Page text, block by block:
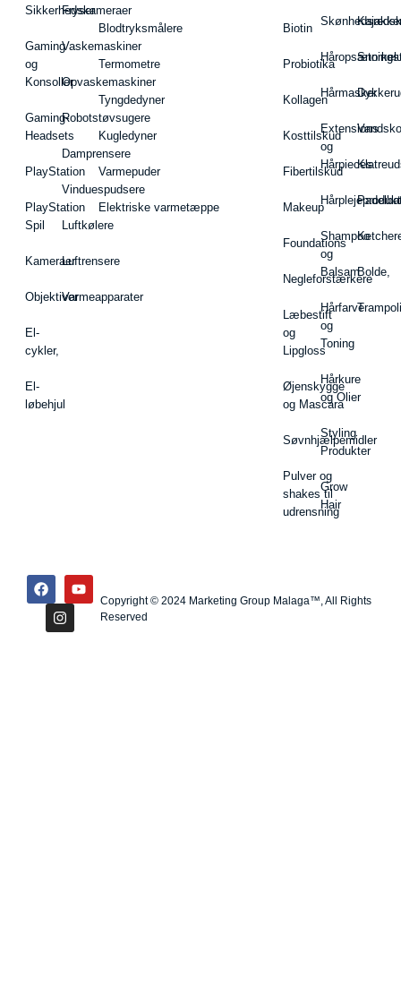
Sikkerhedskameraer
Gaming
og
Konsoller
Gaming-
Headsets
PlayStation
PlayStation
Spil
Kameraer
Objektiver
El-
cykler,
El-
løbehjul
Fryser
Vaskemaskiner
Opvaskemaskiner
Robotstøvsugere
Damprensere
Vinduespudsere
Luftkølere
Luftrensere
Varmeapparater
Blodtryksmålere
Termometre
Tyngdedyner
Kugledyner
Varmepuder
Elektriske varmetæppe
Biotin
Probiotika
Kollagen
Kosttilskud
Fibertilskud
Makeup
Foundations
Negleforstærkere
Læbestift
og
Lipgloss
Øjenskygge
og Mascara
Søvnhjælpemidler
Pulver og
shakes til
udrensning
Hårmasker
Extensions
og
Hårpieces
Shampoo
og
Balsam
Hårfarve
og
Toning
Hårkure
og Olier
Styling
Produkter
Grow
Hair
Vandsko
Bolde,
Copyright © 2024 Marketing Group Malaga™, All Rights
Reserved